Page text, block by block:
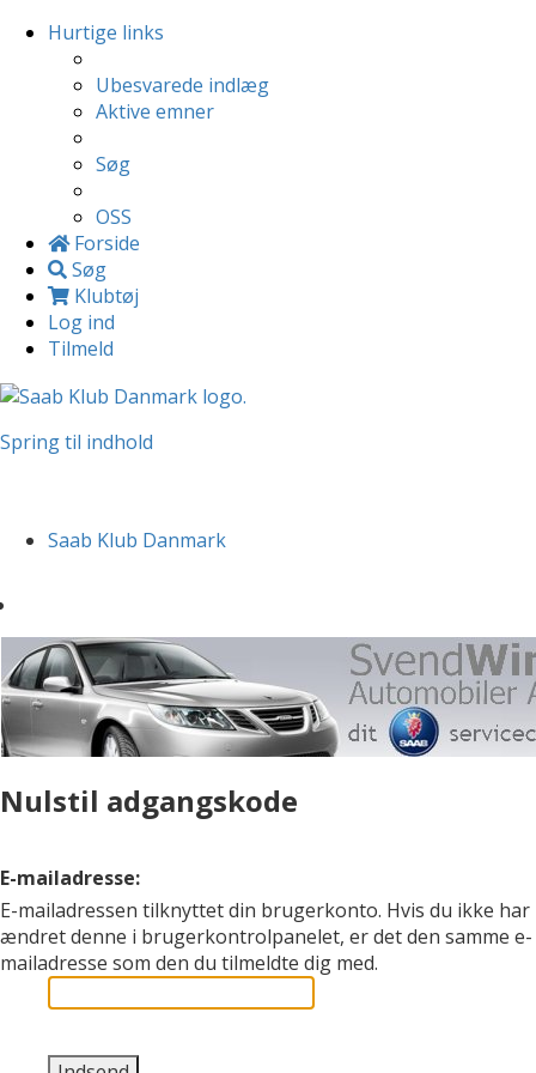
Hurtige links
Ubesvarede indlæg
Aktive emner
Søg
OSS
Forside
Søg
Klubtøj
Log ind
Tilmeld
Spring til indhold
Saab Klub Danmark
Nulstil adgangskode
E-mailadresse:
E-mailadressen tilknyttet din brugerkonto. Hvis du ikke har
ændret denne i brugerkontrolpanelet, er det den samme e-
mailadresse som den du tilmeldte dig med.